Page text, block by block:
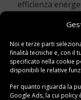
Noi e terze parti
finalità tecniche e, con il
specificato nella cookie
disponibili le relative
Per quanto riguarda la
Google Ads, la cui policy
efficienza
un’opzione
Installazione:
professionale, il
necessità di
esigenze di
eviterà problemi